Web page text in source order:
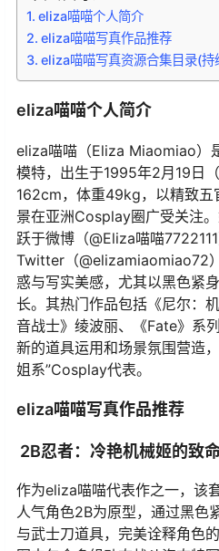
eliza喵喵个人简介
eliza喵喵写真作品推荐
eliza喵喵写真资源合集目录(
eliza喵喵个人简介
eliza喵喵（Eliza Miaomiao）
模特，出生于1995年2月19日
162cm，体重49kg，以精致五
景在亚洲Cosplay圈广受关注
跃于微博（@Eliza喵喵
Twitter（@elizamiaomiao72
惑与写实美感，尤其以黑色紧
长。其热门作品包括《尼尔：
音战士》绫波丽、《Fate》系
新的道具运用和场景氛围营造
姐系”Cosplay代表。
eliza喵喵写真作品推荐
2B忍者：冷艳机械姬的致
作为eliza喵喵代表作之一，该
人气角色2B为原型，通过黑色
与武士刀道具，完美诠释角色